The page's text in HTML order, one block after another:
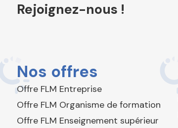
Rejoignez-nous !
Nos offres
Offre FLM Entreprise
Offre FLM Organisme de formation
Offre FLM Enseignement supérieur